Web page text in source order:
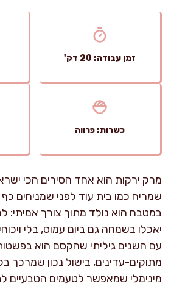
זמן עבודה: 20 דק'
כשרות: פרווה
מרק ירקות הוא אחד הסירים הכי
שמריח כמו בית עוד לפני שמניחים
במטבח הוא נולד מתוך צורך אמיתי:
יאכלו בשמחה גם ביום עמוס, בלי
עם השנים גיליתי שהקסם הוא
מתוקים-עדינים, בישול נכון שמרכך
מינימלי שמאפשר לטעמים הטבעיים